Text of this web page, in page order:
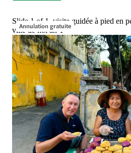
Annulation gratuite
Slide 1 of 1, visite guidée à pied en
ville de hoi an-1